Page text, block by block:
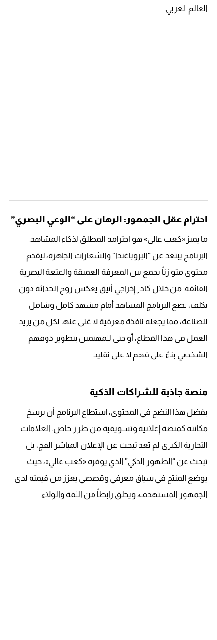
العالم العربي.
احترام عقل الجمهور: الرهان على “الوعي البصري”
ما يميز «كعب عالي» هو احترامه المطلق لذكاء المشاهد.
البرنامج يبتعد عن “البروباغندا” والشعارات الجاهزة، ليقدم
محتوى متوازناً يجمع بين المعرفة العميقة والمتعة البصرية
الفائقة. من خلال كادر إخراجي أنيق يعكس روح الحداثة دون
تكلف، يضع البرنامج المشاهد أمام مشهد كامل وشامل
للصناعة، مما يجعله نافذة معرفية لا غنى عنها لكل من يريد
العمل في هذا القطاع، أو حتى للمهتمين بتطوير ذوقهم
الشخصي بناءً على فهم لا على تقليد.
منصة جاذبة للشراكات الذكية
بفضل هذا النضج في المحتوى، استطاع البرنامج أن يرسخ
مكانته كمنصة إعلانية وتسويقية من طراز خاص. العلامات
التجارية الكبرى لم تعد تبحث عن الإعلان المباشر الفج، بل
تبحث عن “الظهور الذكي” الذي يوفره «كعب عالي»، حيث
يوضع المنتج في سياق معرفي وقصصي يعزز من قيمته لدى
الجمهور المستهدف، ويخلق رابطاً من الثقة والولاء.